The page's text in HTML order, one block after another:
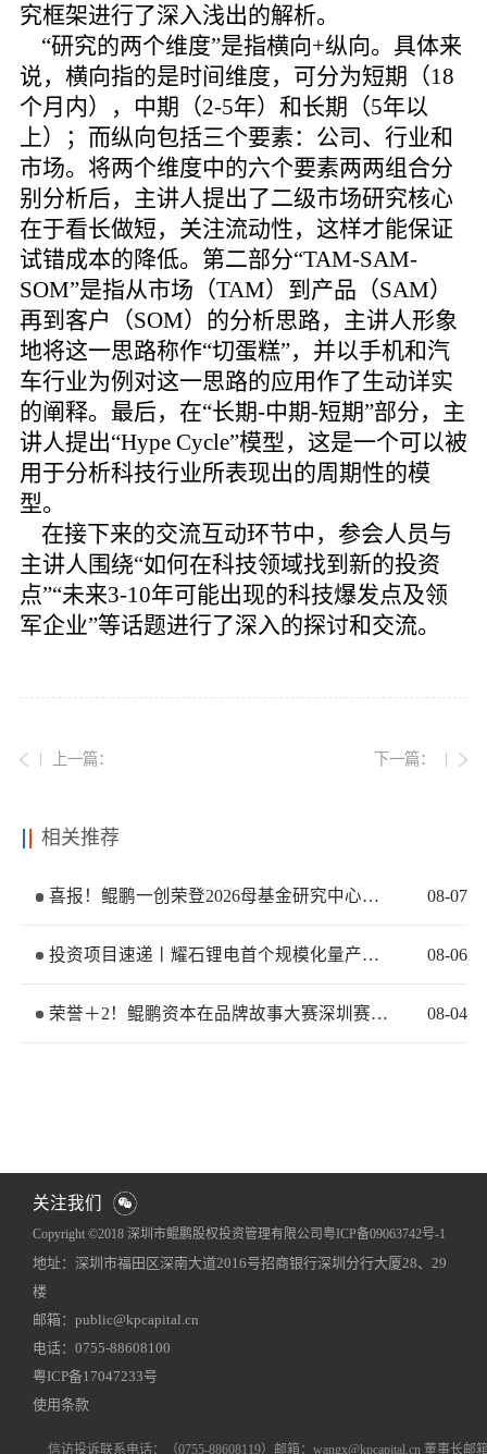
究框架进行了深入浅出的解析。
“研究的两个维度”是指横向+纵向。具体来
说，横向指的是时间维度，可分为短期（18
个月内），中期（2-5年）和长期（5年以
上）；而纵向包括三个要素：公司、行业和
市场。将两个维度中的六个要素两两组合分
别分析后，主讲人提出了二级市场研究核心
在于看长做短，关注流动性，这样才能保证
试错成本的降低。第二部分“TAM-SAM-
SOM”是指从市场（TAM）到产品（SAM）
再到客户（SOM）的分析思路，主讲人形象
地将这一思路称作“切蛋糕”，并以手机和汽
车行业为例对这一思路的应用作了生动详实
的阐释。最后，在“长期-中期-短期”部分，主
讲人提出“Hype Cycle”模型，这是一个可以被
用于分析科技行业所表现出的周期性的模
型。
在接下来的交流互动环节中，参会人员与
主讲人围绕“如何在科技领域找到新的投资
点”“未来3-10年可能出现的科技爆发点及领
军企业”等话题进行了深入的探讨和交流。
上一篇： 下一篇：
相关推荐
喜报！鲲鹏一创荣登2026母基金研究中心两大榜单 08-07
投资项目速递丨耀石锂电首个规模化量产基地签约落地 08-06
荣誉＋2！鲲鹏资本在品牌故事大赛深圳赛区再获佳绩 08-04
关注我们
Copyright ©2018 深圳市鲲鹏股权投资管理有限公司 粤ICP备09063742号-1
网站地图犀牛云提供企业云服务
地址：深圳市福田区深南大道2016号招商银行深圳分行大厦28、29
楼
邮箱：public@kpcapital.cn
电话：0755-88608100
粤ICP备17047233号
使用条款
信访投诉联系电话：（0755-88608119） 邮箱：wangx@kpcapital.cn 董事长邮